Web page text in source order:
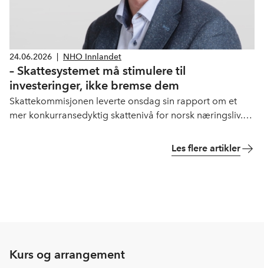
24.06.2026 NHO Innlandet
– Skattesystemet må stimulere til
investeringer, ikke bremse dem
Skattekommisjonen leverte onsdag sin rapport om et
mer konkurransedyktig skattenivå for norsk næringsliv.
men etterlyser tydeligere grep for å styrke norsk eierskap
Les flere artikler
Kurs og arrangement